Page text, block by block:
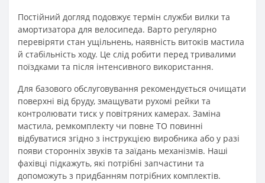
Постійний догляд подовжує термін служби вилки та
амортизатора для велосипеда. Варто регулярно
перевіряти стан ущільнень, наявність витоків мастила
й стабільність ходу. Це слід робити перед тривалими
поїздками та після інтенсивного використання.
Для базового обслуговування рекомендується очищати
поверхні від бруду, змащувати рухомі рейки та
контролювати тиск у повітряних камерах. Заміна
мастила, ремкомплекту чи повне ТО повинні
відбуватися згідно з інструкцією виробника або у разі
появи сторонніх звуків та заїдань механізмів. Наші
фахівці підкажуть, які потрібні запчастини та
допоможуть з придбанням потрібних комплектів.